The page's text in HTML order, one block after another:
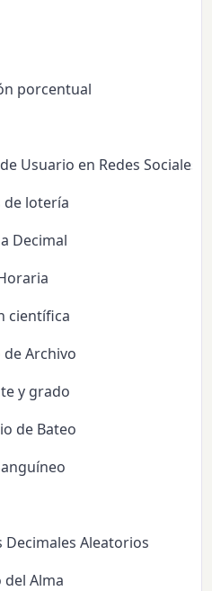
porcentual
Usuario en Redes Sociales
de lotería
Decimal
científica
Archivo
y grado
de Bateo
Aleatorios
Alma